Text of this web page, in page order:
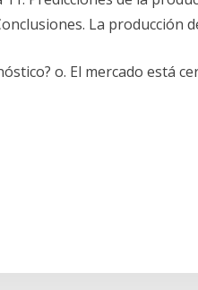
La producción
o. El mercado está